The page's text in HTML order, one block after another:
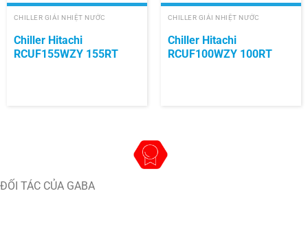
CHILLER GIẢI NHIỆT NƯỚC
Chiller Hitachi
RCUF155WZY 155RT
CHILLER GIẢI NHIỆT NƯỚC
Chiller Hitachi
RCUF100WZY 100RT
ĐỐI TÁC CỦA GABA